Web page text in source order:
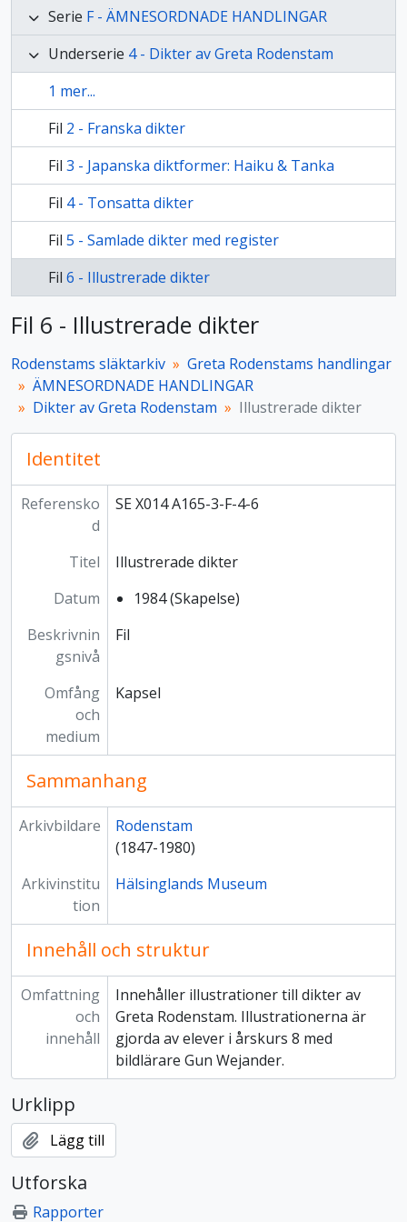
Serie F - ÄMNESORDNADE HANDLINGAR
Underserie 4 - Dikter av Greta Rodenstam
1 mer...
Fil 2 - Franska dikter
Fil 3 - Japanska diktformer: Haiku & Tanka
Fil 4 - Tonsatta dikter
Fil 5 - Samlade dikter med register
Fil 6 - Illustrerade dikter
Fil 6 - Illustrerade dikter
Rodenstams släktarkiv
Greta Rodenstams handlingar
ÄMNESORDNADE HANDLINGAR
Dikter av Greta Rodenstam
Illustrerade dikter
Identitet
Referensko
d
SE X014 A165-3-F-4-6
Titel
Illustrerade dikter
Datum
1984 (Skapelse)
Beskrivnin
gsnivå
Fil
Omfång
och
medium
Kapsel
Sammanhang
Arkivbildare
Rodenstam
(1847-1980)
Arkivinstitu
tion
Hälsinglands Museum
Innehåll och struktur
Omfattning
och
innehåll
Innehåller illustrationer till dikter av
Greta Rodenstam. Illustrationerna är
gjorda av elever i årskurs 8 med
bildlärare Gun Wejander.
Urklipp
Lägg till
Utforska
Rapporter